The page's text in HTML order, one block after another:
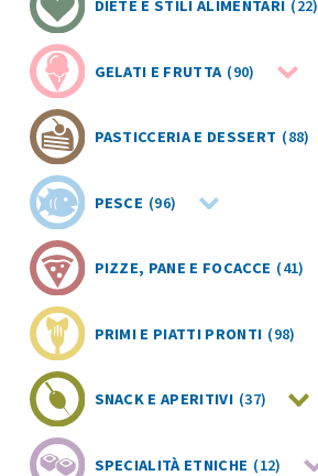
DIETE E STILI ALIMENTARI (22)
GELATI E FRUTTA (90)
PASTICCERIA E DESSERT (88)
PESCE (96)
PIZZE, PANE E FOCACCE (41)
PRIMI E PIATTI PRONTI (98)
SNACK E APERITIVI (37)
SPECIALITÀ ETNICHE (12)